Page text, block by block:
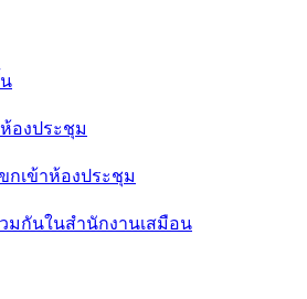
องประชุม
เข้าห้องประชุม
มกันในสำนักงานเสมือน